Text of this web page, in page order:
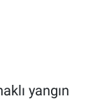
yangın